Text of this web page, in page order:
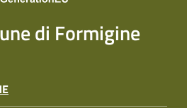
di Formigine